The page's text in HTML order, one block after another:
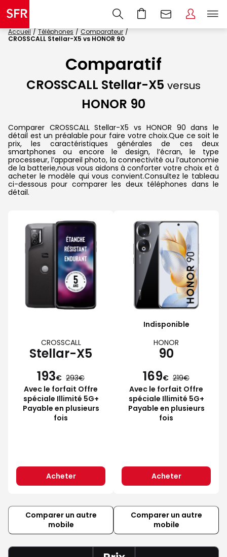
Accueil Téléphones
Comparateur
CROSSCALL Stellar-X5 vs HONOR 90
Comparatif
CROSSCALL Stellar-X5 versus
HONOR 90
Comparer CROSSCALL Stellar-X5 vs HONOR 90 dans le
détail est un préalable pour faire votre choix.Que ce soit le
prix, les caractéristiques générales de ces deux
smartphones ou encore le design, l’écran, le type
processeur, l’appareil photo, la connectivité ou l’autonomie
de la batterie,nous vous aidons à conforter votre choix et à
acheter le modèle qui vous convient.Consultez le tableau
ci-dessous pour comparer les deux téléphones dans le
détail.
CROSSCALL
Stellar-X5
193€ 293
Avec le forfait Offre
spéciale Illimité 5G+
Payable en plusieurs
fois
Acheter
Indisponible
HONOR
90
169€ 219
Avec le forfait Offre
spéciale Illimité 5G+
Payable en plusieurs
fois
Acheter
Comparer un autre
mobile
Comparer un autre
mobile